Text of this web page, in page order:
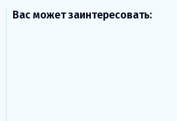
Вас может заинтересовать: